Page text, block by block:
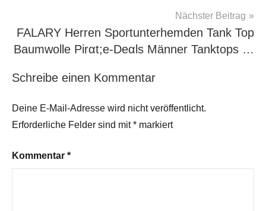
Nächster Beitrag
FALARY Herren Sportunterhemden Tank Top
Baumwolle Pirαt;е-Dеαls Männer Tanktops …
Schreibe einen Kommentar
Deine E-Mail-Adresse wird nicht veröffentlicht.
Erforderliche Felder sind mit* markiert
Kommentar *